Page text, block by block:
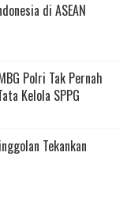
di ASEAN
Polri Tak Pernah
Kelola SPPG
Tekankan